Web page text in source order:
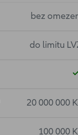
bez
do limitu
20 000 000
100 000